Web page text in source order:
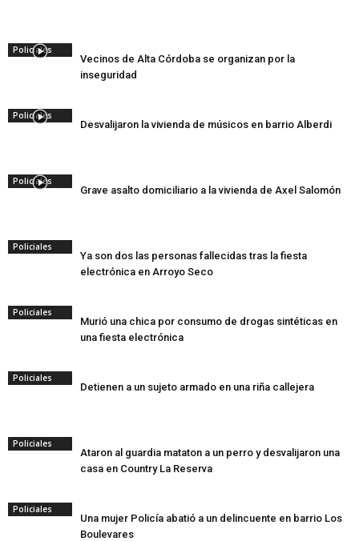
Policiales
Vecinos de Alta Córdoba se organizan por la
inseguridad
Policiales
Desvalijaron la vivienda de músicos en barrio Alberdi
Policiales
Grave asalto domiciliario a la vivienda de Axel Salomón
Policiales
Ya son dos las personas fallecidas tras la fiesta
electrónica en Arroyo Seco
Policiales
Murió una chica por consumo de drogas sintéticas en
una fiesta electrónica
Policiales
Detienen a un sujeto armado en una riña callejera
Policiales
Ataron al guardia mataton a un perro y desvalijaron una
casa en Country La Reserva
Policiales
Una mujer Policía abatió a un delincuente en barrio Los
Boulevares